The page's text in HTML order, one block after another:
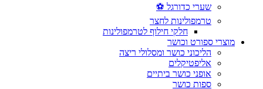
שערי כדורגל ⚽
טרמפולינות לחצר
חלקי חילוף לטרמפולינות
מוצרי ספורט וכושר
הליכוני כושר ומסלולי ריצה
אליפטיקלים
אופני כושר ביתיים
ספות כושר